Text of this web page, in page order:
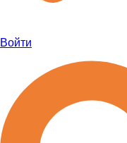
Войти